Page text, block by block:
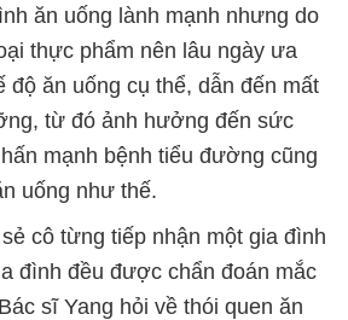
ăn uống lành mạnh nhưng do
thực phẩm nên lâu ngày ưa
độ ăn uống cụ thể, dẫn đến mất
từ đó ảnh hưởng đến sức
mạnh bệnh tiểu đường cũng
uống như thế.
cô từng tiếp nhận một gia đình
đình đều được chẩn đoán mắc
sĩ Yang hỏi về thói quen ăn